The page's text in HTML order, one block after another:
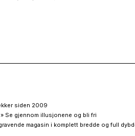
siden 2009
Se gjennom illusjonene og bli fri
magasin i komplett bredde og full